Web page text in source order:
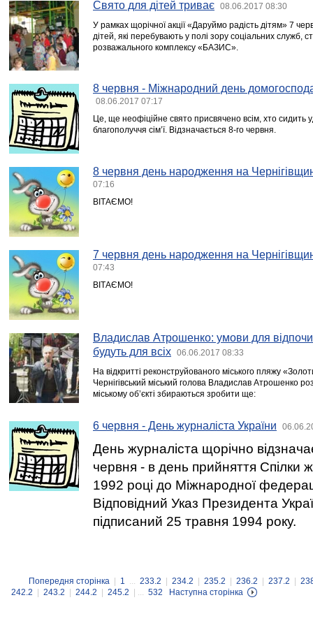
Свято для дітей триває 08.06.2017 08:30
У рамках щорічної акції «Даруймо радість дітям» 7
дітей, які перебувають у полі зору соціальних служб,
розважального комплексу «БАЗИС».
8 червня - Міжнародний день
08.06.2017 07:17
Це, ще неофіційне свято присвячено всім, хто сидить
благополуччя сім’ї. Відзначається 8-го червня.
8 червня день народження на
07:16
ВІТАЄМО!
7 червня день народження на
07:43
ВІТАЄМО!
Владислав Атрошенко: умови для
будуть для всіх
06.06.2017 08:33
На відкритті реконструйованого міського пляжу
Чернігівський міський голова Владислав Атрошенко
міському об’єкті збираються зробити ще:
6 червня - День журналіста України
День журналіста щорічно
червня - в день прийняття Спілки
1992 році до Міжнародної
Відповідний Указ Президента
підписаний 25 травня 1994 року.
Попередня сторінка 1 ... 233.2 234.2 235.2 236.2 237.2
242.2
243.2 244.2 245.2 | ... 532 Наступна сторінка